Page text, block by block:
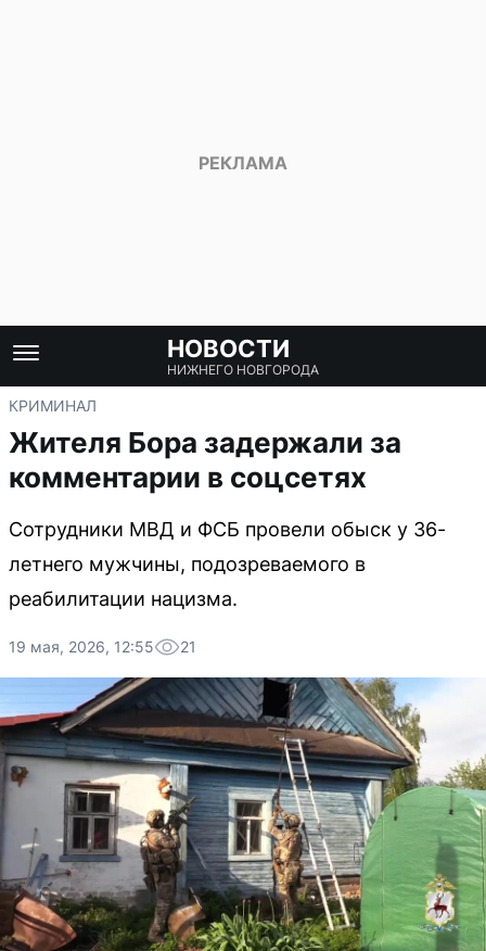
НОВОСТИ
НИЖНЕГО НОВГОРОДА
КРИМИНАЛ
Жителя Бора задержали за
комментарии в соцсетях
Сотрудники МВД и ФСБ провели обыск у 36-
летнего мужчины, подозреваемого в
реабилитации нацизма.
19 мая, 2026, 12:55 21